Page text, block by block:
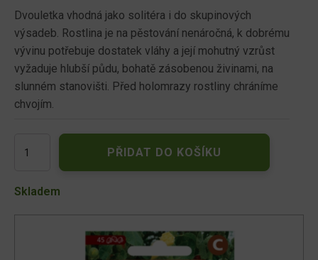
Dvouletka vhodná jako solitéra i do skupinových
výsadeb. Rostlina je na pěstování nenáročná, k dobrému
vývinu potřebuje dostatek vláhy a její mohutný vzrůst
vyžaduje hlubší půdu, bohatě zásobenou živinami, na
slunném stanovišti. Před holomrazy rostliny chráníme
chvojím.
plnokvětá,
PŘIDAT DO KOŠÍKU
Skladem